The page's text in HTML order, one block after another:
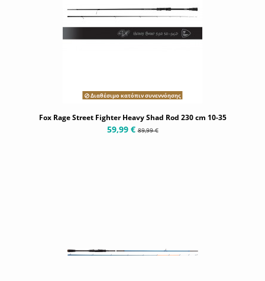
Διαθέσιμο κατόπιν συνεννόησης
Fox Rage Street Fighter Heavy Shad Rod 230 cm 10-35
59,99 €89,99 €